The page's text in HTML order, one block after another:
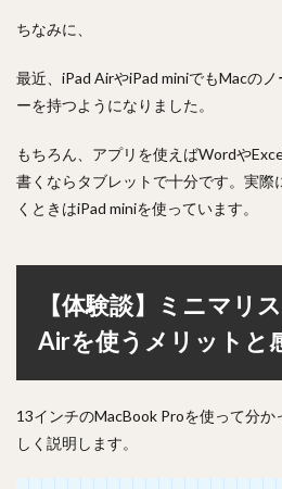
ちなみに、
最近、iPad AirやiPad miniでもMacの
ーを持つようになりました。
もちろん、アプリを使えばWordや
書くならタブレットで十分です。実際
くときはiPad miniを使っています。
【体験談】ミニマリ
Airを使うメリットと
13インチのMacBook Proを使って分
しく説明します。